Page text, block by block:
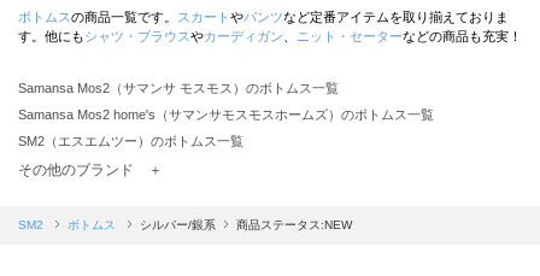
ボトムスの商品一覧です。 スカート やパンツなど定番アイテムを取り揃えておりま
す。他にもシャツ・ブラウスやカーディガン ニット・セーターなどの商品も充実！
Samansa Mos2（サマンサ モスモス）のボトムス一覧
Samansa Mos2 home's（サマンサモスモスホームズ）のボトムス一覧
SM2（エスエムツー）のボトムス一覧
TSUHARU by Samansa Mos2（ツハルバイサマンサモスモス）のボトムス一覧
Samansa Mos2 blue（サマンサモスモス ブルー）のボトムス一覧
その他のブランド ＋
SM2 ボトムス シルバー/銀系 商品ステータス:NEW